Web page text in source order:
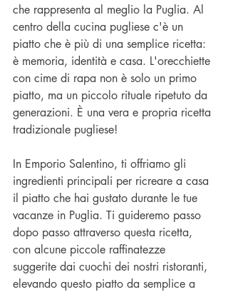
che rappresenta al meglio la Puglia. Al
centro della cucina pugliese c'è un
piatto che è più di una semplice ricetta:
è memoria, identità e casa. L'orecchiette
con cime di rapa non è solo un primo
piatto, ma un piccolo rituale ripetuto da
generazioni. È una vera e propria ricetta
tradizionale pugliese!
In Emporio Salentino, ti offriamo gli
ingredienti principali per ricreare a casa
il piatto che hai gustato durante le tue
vacanze in Puglia. Ti guideremo passo
dopo passo attraverso questa ricetta,
con alcune piccole raffinatezze
suggerite dai cuochi dei nostri ristoranti,
elevando questo piatto da semplice a